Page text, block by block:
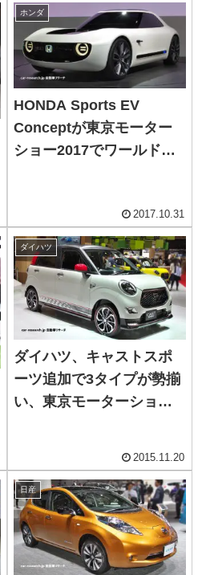
ホンダ
HONDA Sports EV
Conceptが東京モーター
ショー2017でワールドプ
2017.10.31
ダイハツ
ダイハツ、キャストスポ
ーツ追加で3タイプが勢揃
い、東京モーターショー
2015.11.20
日産